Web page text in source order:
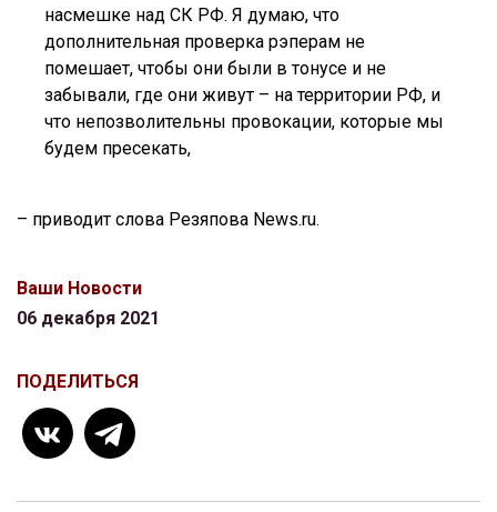
насмешке над СК РФ. Я думаю, что
дополнительная проверка рэперам не
помешает, чтобы они были в тонусе и не
забывали, где они живут – на территории РФ, и
что непозволительны провокации, которые мы
будем пресекать,
– приводит слова Резяпова News.ru.
Ваши Новости
06 декабря 2021
ПОДЕЛИТЬСЯ